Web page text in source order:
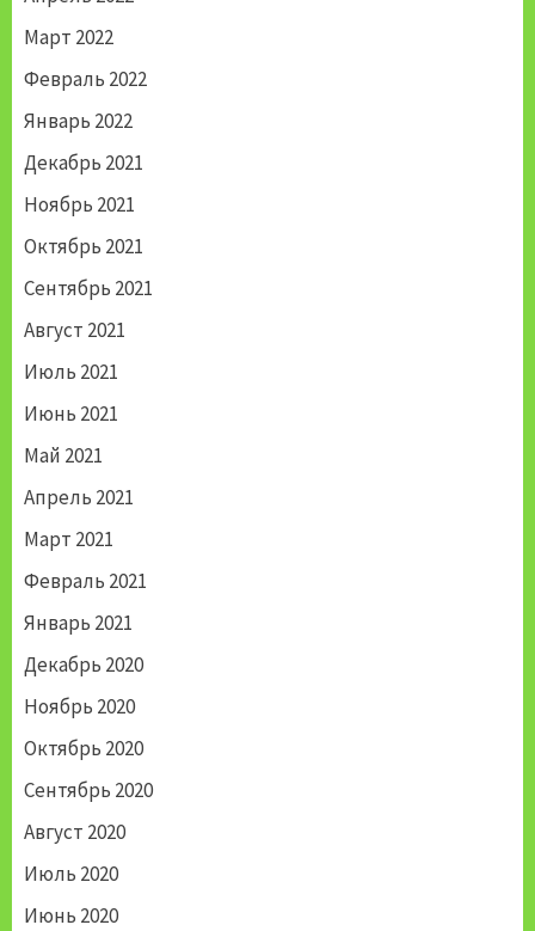
Март 2022
Февраль 2022
Январь 2022
Декабрь 2021
Ноябрь 2021
Октябрь 2021
Сентябрь 2021
Август 2021
Июль 2021
Июнь 2021
Май 2021
Апрель 2021
Март 2021
Февраль 2021
Январь 2021
Декабрь 2020
Ноябрь 2020
Октябрь 2020
Сентябрь 2020
Август 2020
Июль 2020
Июнь 2020